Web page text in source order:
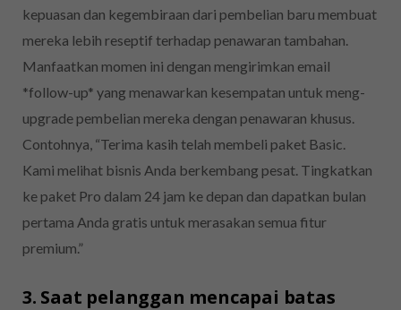
kepuasan dan kegembiraan dari pembelian baru membuat
mereka lebih reseptif terhadap penawaran tambahan.
Manfaatkan momen ini dengan mengirimkan email
*follow-up* yang menawarkan kesempatan untuk meng-
upgrade pembelian mereka dengan penawaran khusus.
Contohnya, “Terima kasih telah membeli paket Basic.
Kami melihat bisnis Anda berkembang pesat. Tingkatkan
ke paket Pro dalam 24 jam ke depan dan dapatkan bulan
pertama Anda gratis untuk merasakan semua fitur
premium.”
3. Saat pelanggan mencapai batas